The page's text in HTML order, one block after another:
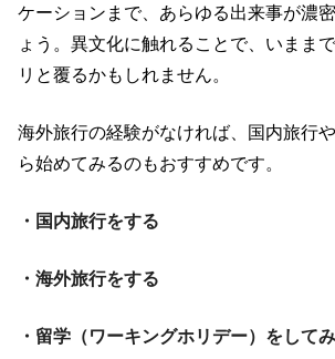
ケーションまで、あらゆる出来事が濃
ょう。異文化に触れることで、いまま
リと覆るかもしれません。
海外旅行の経験がなければ、国内旅行
ら始めてみるのもおすすめです。
・国内旅行をする
・海外旅行をする
・留学（ワーキングホリデー）をして